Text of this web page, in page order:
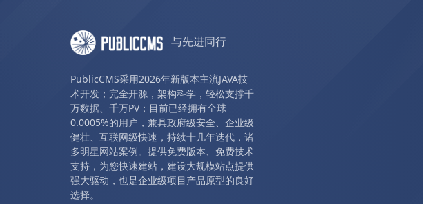
与先进同行
PublicCMS采用2026年新版本主流JAVA技
术开发；完全开源，架构科学，轻松支撑千
万数据、千万PV；目前已经拥有全球
0.0005%的用户，兼具政府级安全、企业级
健壮、互联网级快速，持续十几年迭代，诸
多明星网站案例。提供免费版本、免费技术
支持，为您快速建站，建设大规模站点提供
强大驱动，也是企业级项目产品原型的良好
选择。